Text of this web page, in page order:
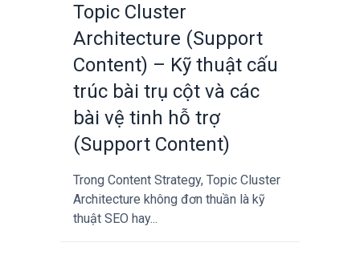
Topic Cluster
Architecture (Support
Content) – Kỹ thuật cấu
trúc bài trụ cột và các
bài vệ tinh hỗ trợ
(Support Content)
Trong Content Strategy, Topic Cluster
Architecture không đơn thuần là kỹ
thuật SEO hay...